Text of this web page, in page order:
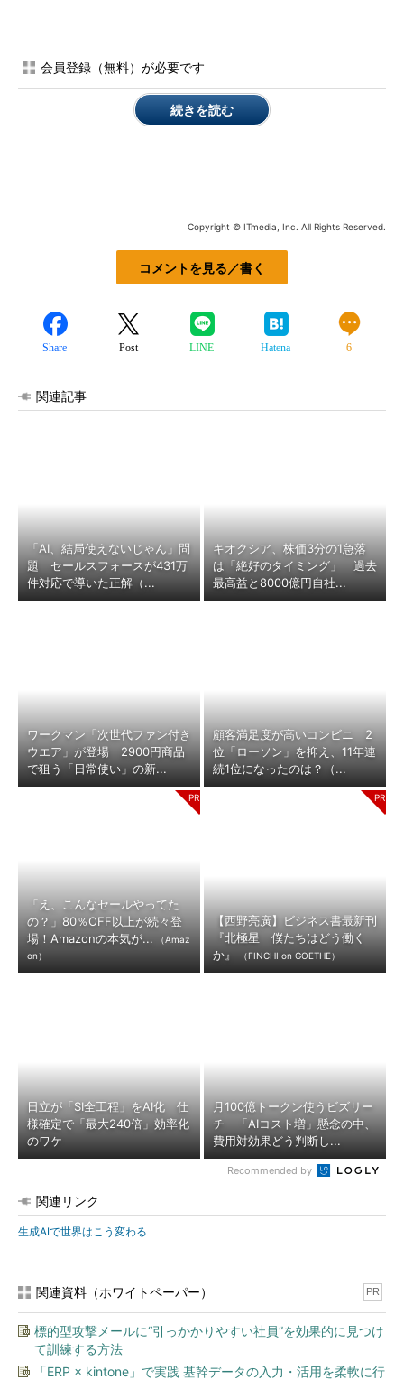
会員登録（無料）が必要です
続きを読む
Copyright © ITmedia, Inc. All Rights Reserved.
コメントを見る／書く
Share Post LINE Hatena 6
関連記事
「AI、結局使えないじゃん」問
題 セールスフォースが431万
件対応で導いた正解（...
キオクシア、株価3分の1急落
は「絶好のタイミング」 過去
最高益と8000億円自社...
ワークマン「次世代ファン付き
ウエア」が登場 2900円商品
で狙う「日常使い」の新...
顧客満足度が高いコンビニ 2
位「ローソン」を抑え、11年連
続1位になったのは？（...
「え、こんなセールやってた
の？」80％OFF以上が続々登
場！Amazonの本気が...
（Amaz
on）
【西野亮廣】ビジネス書最新刊
『北極星 僕たちはどう働く
か』
（FINCHI on GOETHE）
日立が「SI全工程」をAI化 仕
様確定で「最大240倍」効率化
のワケ
月100億トークン使うビズリー
チ 「AIコスト増」懸念の中、
費用対効果どう判断し...
Recommended by
関連リンク
生成AIで世界はこう変わる
関連資料（ホワイトペーパー） PR
標的型攻撃メールに“引っかかりやすい社員”を効果的に見つけ
て訓練する方法
「ERP × kintone」で実践 基幹データの入力・活用を柔軟に行